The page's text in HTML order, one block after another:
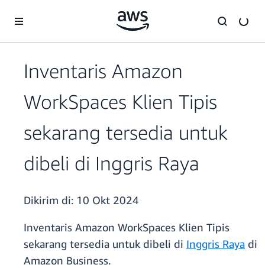
Inventaris Amazon
WorkSpaces Klien Tipis
sekarang tersedia untuk
dibeli di Inggris Raya
Dikirim di: 10 Okt 2024
Inventaris Amazon WorkSpaces Klien Tipis
sekarang tersedia untuk dibeli di Inggris Raya di
Amazon Business.